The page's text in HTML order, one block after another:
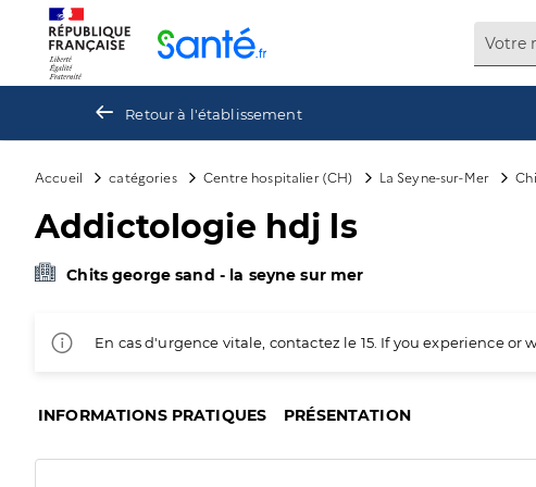
Retour à l'établissement
Accueil catégories Centre hospitalier (CH) La Seyne-sur-Mer
Addictologie hdj ls
Chits george sand - la seyne sur mer
En cas d'urgence vitale, contactez le 15. If you experience
INFORMATIONS PRATIQUES PRÉSENTATION
Panneau de gestion des cookies